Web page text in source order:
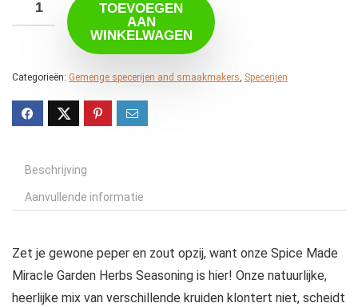
TOEVOEGEN
AAN
WINKELWAGEN
Categorieën: Gemenge specerijen and smaakmakers, Specerijen
Beschrijving
Aanvullende informatie
Zet je gewone peper en zout opzij, want onze Spice Made
Miracle Garden Herbs Seasoning is hier! Onze natuurlijke,
heerlijke mix van verschillende kruiden klontert niet, scheidt